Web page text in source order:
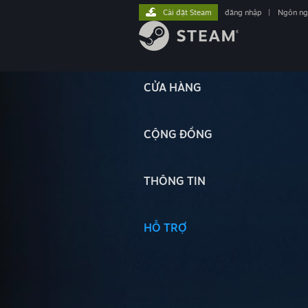
CỬA HÀNG
CỘNG ĐỒNG
THÔNG TIN
HỖ TRỢ
Cài đặt Steam đăng nhập Ngôn